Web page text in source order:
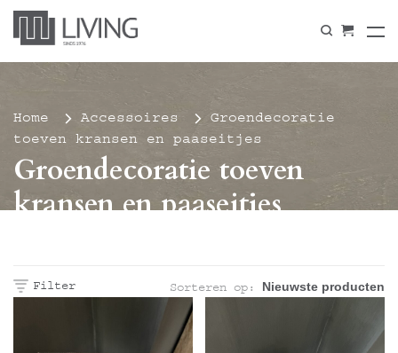
Home Accessoires
Groendecoratie
toeven kransen en paaseitjes
Groendecoratie toeven
kransen en paaseitjes
Filter Sorteren op: